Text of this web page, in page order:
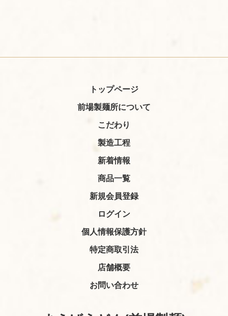
トップページ
前場製麺所について
こだわり
製造工程
新着情報
商品一覧
新規会員登録
ログイン
個人情報保護方針
特定商取引法
店舗概要
お問い合わせ